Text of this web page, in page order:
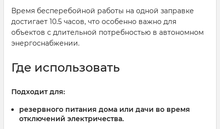
Время бесперебойной работы на одной заправке
достигает 10.5 часов, что особенно важно для
объектов с длительной потребностью в автономном
энергоснабжении.
Где использовать
Подходит для:
резервного питания дома или дачи во время
отключений электричества.